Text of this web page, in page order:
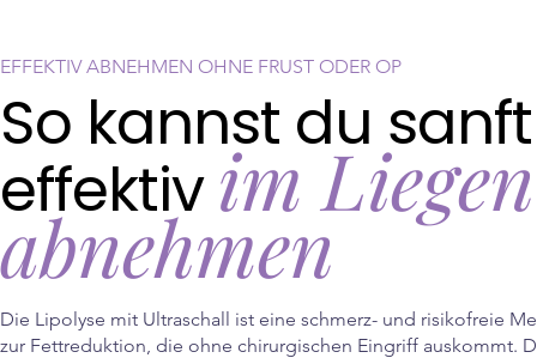
EFFEKTIV ABNEHMEN OHNE FRUST ODER OP
So kannst du
effektivim Liegen
abnehmen
Die Lipolyse mit Ultraschall ist eine schmerz- und risikofreie
zur Fettreduktion, die ohne chirurgischen Eingriff auskommt.